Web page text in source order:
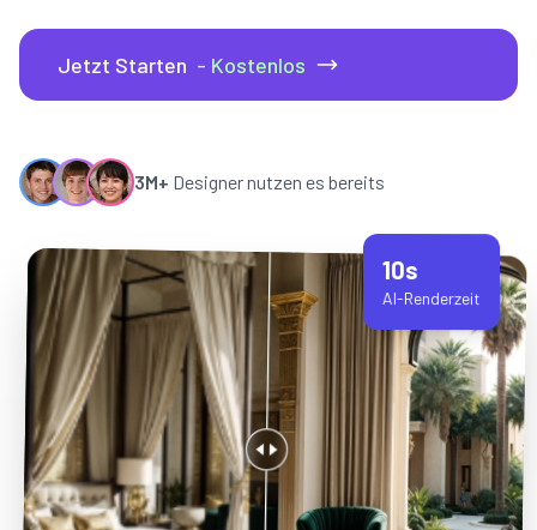
Jetzt Starten - Kostenlos
3M+ Designer nutzen es bereits
10s
AI-Renderzeit